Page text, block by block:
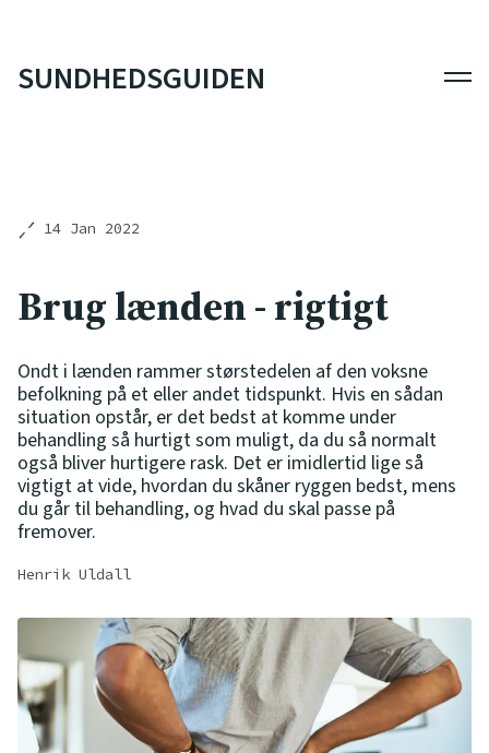
SUNDHEDSGUIDEN
14 Jan 2022
Brug lænden - rigtigt
Ondt i lænden rammer størstedelen af den voksne
befolkning på et eller andet tidspunkt. Hvis en sådan
situation opstår, er det bedst at komme under
behandling så hurtigt som muligt, da du så normalt
også bliver hurtigere rask. Det er imidlertid lige så
vigtigt at vide, hvordan du skåner ryggen bedst, mens
du går til behandling, og hvad du skal passe på
fremover.
Henrik Uldall